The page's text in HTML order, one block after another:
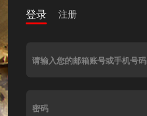
登录 注册
请输入您的邮箱账号或手机号码
密码